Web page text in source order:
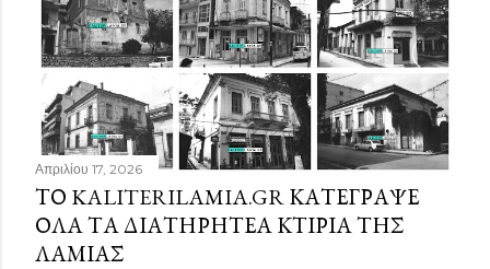
Απριλίου 17, 2026
ΤΟ KALITERILAMIA.GR ΚΑΤΈΓΡΑΨΕ
ΌΛΑ ΤΑ ΔΙΑΤΗΡΗΤΈΑ ΚΤΊΡΙΑ ΤΗΣ
ΛΑΜΊΑΣ